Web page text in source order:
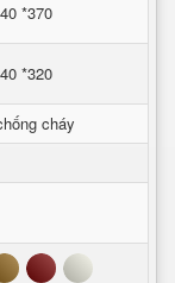
*370
*320
cháy
Đỏ Trắng